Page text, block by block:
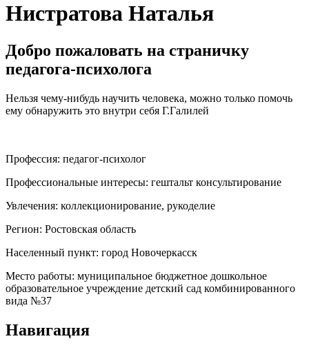
Нистратова Наталья
Добро пожаловать на страничку
педагога-психолога
Нельзя чему-нибудь научить человека, можно только помочь
ему обнаружить это внутри себя Г.Галилей
Профессия: педагог-психолог
Профессиональные интересы: гештальт консультирование
Увлечения: коллекционирование, рукоделие
Регион: Ростовская область
Населенный пункт: город Новочеркасск
Место работы: муниципальное бюджетное дошкольное
образовательное учреждение детский сад комбинированного
вида №37
Навигация